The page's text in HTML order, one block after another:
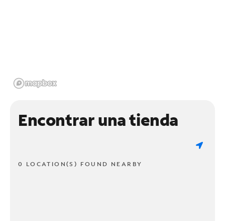
Encontrar una tienda
0 LOCATION(S) FOUND NEARBY